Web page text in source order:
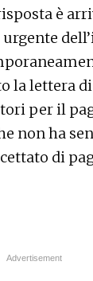
è
la lettera
per il
non ha
di